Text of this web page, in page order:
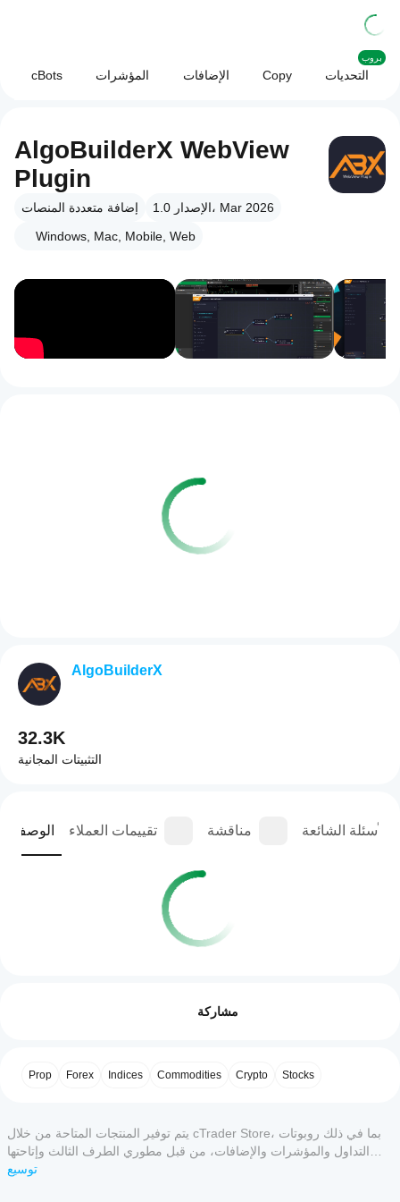
cBots المؤشرات الإضافات Copy التحديات
بروب
AlgoBuilderX WebView
Plugin
إضافة متعددة المنصات
الإصدار 1.0، Mar 2026
Windows, Mac, Mobile, Web
الوصف تقييمات العملاء مناقشة الأسئلة الشائعة
تقييمات العملاء
لا توجد
لهذا
بعد
التثبيت،
واجهة
المستخدم
المدعومة
لبدء
ما هي
التي تدعم
الإضافات؟
تعمل
مشاركة
Prop Forex Indices Commodities Crypto Stocks
يتم توفير المنتجات المتاحة من خلال cTrader Store، بما في ذلك روبوتات
التداول والمؤشرات والإضافات، من قبل مطوري الطرف الثالث وإتاحتها
لأغراض الوصول المعلوماتي والفني فقط. cTrader Store ليس وسيطًا ولا
توسيع
AlgoBuilderX
32.3K
التثبيتات المجانية